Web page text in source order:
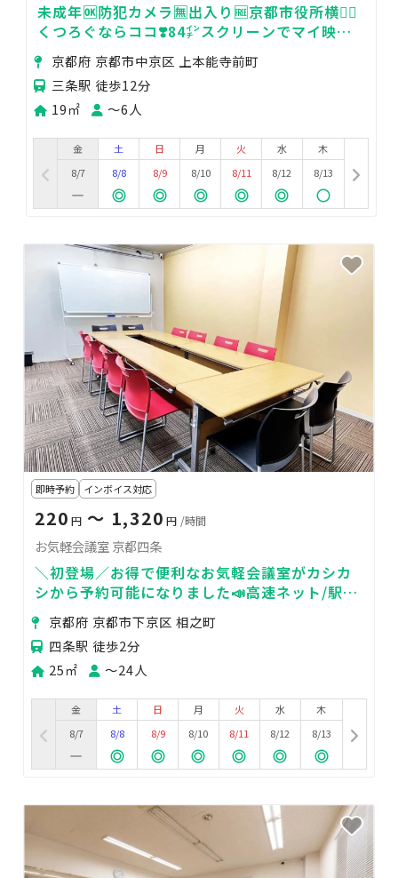
未成年🆗防犯カメラ🈚️出入り🆓京都市役所横🚶‍♂️
くつろぐならココ❣️84㌅スクリーンでマイ映画
館🎞️サウンドバーでドルビー音質🎶
京都府 京都市中京区 上本能寺前町
三条駅 徒歩12分
19㎡
〜6人
金
8/7
土
8/8
日
8/9
月
8/10
火
8/11
水
8/12
木
8/13
即時予約 インボイス対応
220 円 〜 1,320 円 /時間
お気軽会議室 京都四条
＼初登場／お得で便利なお気軽会議室がカシカ
シから予約可能になりました📣高速ネット/駅徒
歩２分/24人収容/当日予約可
京都府 京都市下京区 相之町
四条駅 徒歩2分
25㎡
〜24人
金
8/7
土
8/8
日
8/9
月
8/10
火
8/11
水
8/12
木
8/13